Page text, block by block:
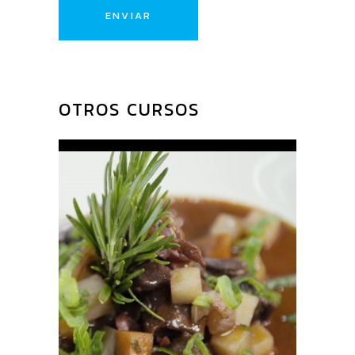
PRODUCTOS
RELACIONADOS